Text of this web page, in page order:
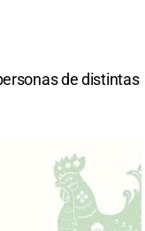
de distintas